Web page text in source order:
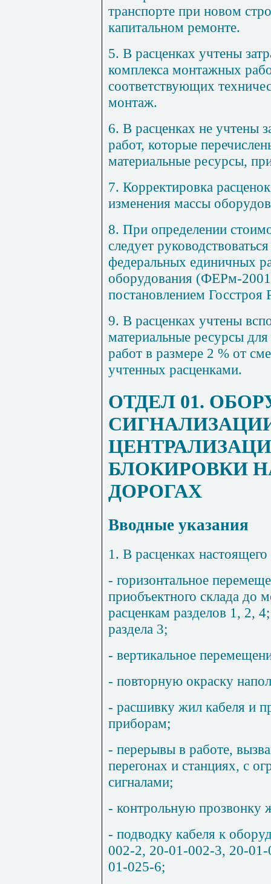
транспорте при новом
капитальном ремонте.
5. В расценках учтены
комплекса монтажных
соответствующих
монтаж.
6. В расценках не учтены
работ, которые
материальные ресурсы,
7. Корректировка
изменения массы
8. При определении
следует
федеральных единичных
оборудования (ФЕРм-
постановлением
9. В расценках учтены
материальные ресурсы
работ в размере 2 % от
учтенных расценками.
ОТДЕЛ 01.
БЛОКИРОВКИ
ДОРОГАХ
Вводные указания
1. В расценках
- горизонтальное
приобъектного склада до
расценкам разделов 1, 2,
раздела 3;
- вертикальное
- повторную окраску
- расшивку жил кабеля и
приборам;
- перерывы в работе,
перегонах и станциях, с
сигналами;
- контрольную прозвонку
- подводку кабеля к
002-2, 20-01-002-3, 20-
01-025-6;